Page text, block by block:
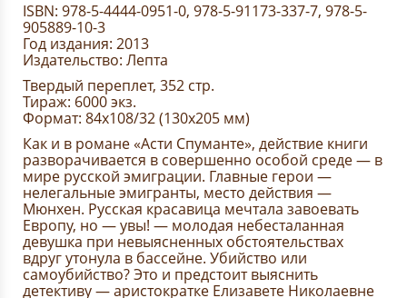
ISBN: 978-5-4444-0951-0, 978-5-91173-337-7, 978-5-
905889-10-3
Год издания: 2013
Издательство: Лепта
Твердый переплет, 352 стр.
Тираж: 6000 экз.
Формат: 84x108/32 (130х205 мм)
Как и в романе «Асти Спуманте», действие книги
разворачивается в совершенно особой среде — в
мире русской эмиграции. Главные герои —
нелегальные эмигранты, место действия —
Мюнхен. Русская красавица мечтала завоевать
Европу, но — увы! — молодая небесталанная
девушка при невыясненных обстоятельствах
вдруг утонула в бассейне. Убийство или
самоубийство? Это и предстоит выяснить
детективу — аристократке Елизавете Николаевне